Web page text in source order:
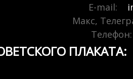
E-mail:
Макс,
Телефон:
ПЛАКАТА: